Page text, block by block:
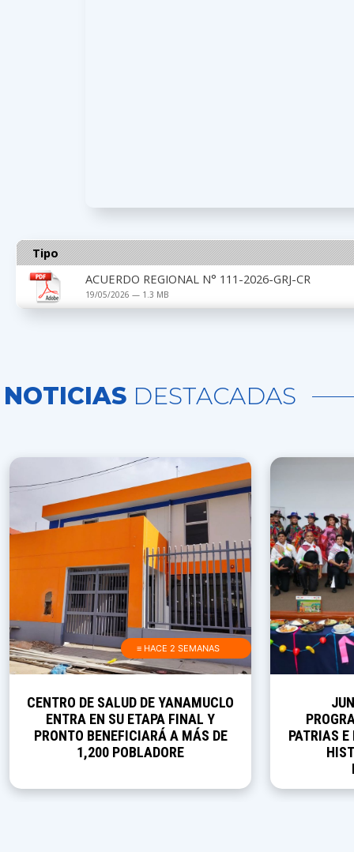
Tipo
ACUERDO REGIONAL N° 111-2026-GRJ-CR
19/05/2026 — 1.3 MB
NOTICIAS DESTACADAS
≡ HACE 2 SEMANAS
CENTRO DE SALUD DE YANAMUCLO
ENTRA EN SU ETAPA FINAL Y
PRONTO BENEFICIARÁ A MÁS DE
1,200 POBLADORE
PATRIAS